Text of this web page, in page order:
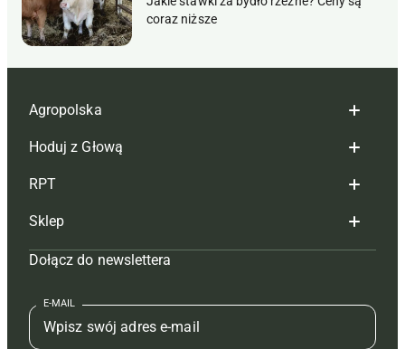
coraz niższe
Agropolska
Redakcja
Reklama
Tagi
Mapa serwisu
Kontakt
Regulamin
Hoduj z Głową
Hoduj z głową bydło
Hoduj z głową świnie
Prenumerata
Redakcja
Kontakt
RPT
Redakcja
Prenumerata
Reklama
Kontakt
Sklep
Czasopisma i prenumerata
Książki
Regulamin
Dołącz do newslettera
E-MAIL